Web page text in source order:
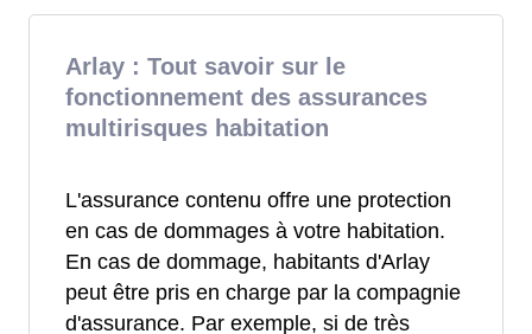
Arlay : Tout savoir sur le
fonctionnement des assurances
multirisques habitation
L'assurance contenu offre une protection
en cas de dommages à votre habitation.
En cas de dommage, habitants d'Arlay
peut être pris en charge par la compagnie
d'assurance. Par exemple, si de très